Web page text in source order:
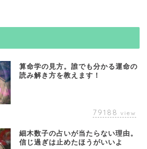
算命学の見方。誰でも分かる運命の
読み解き方を教えます！
79188 view
細木数子の占いが当たらない理由。
信じ過ぎは止めたほうがいいよ